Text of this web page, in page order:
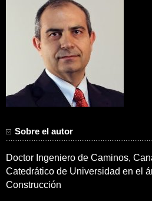
Sobre el autor
Doctor Ingeniero de Caminos,
Catedrático de Universidad en el
Construcción